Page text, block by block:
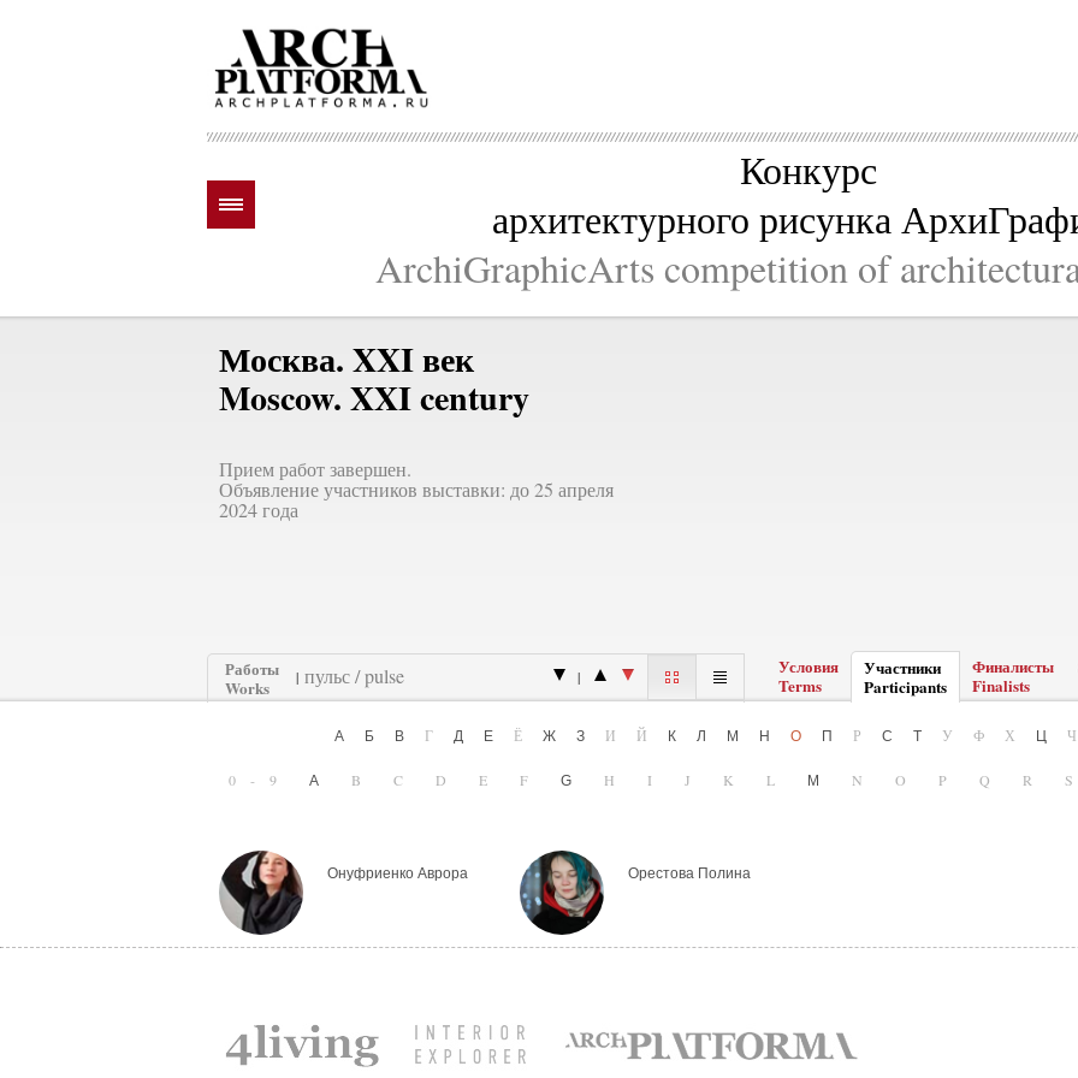
Конкурс
архитектурного рисунка
ArchiGraphicArts competition of
Москва. XXI век
Moscow. XXI century
Прием работ завершен.
Объявление участников выставки: до 25 апреля
2024 года
Работы
Works
| |
Условия
Terms
Участники
Participants
Финалисты
Finalists
А Б В Г Д Е Ё Ж З И Й К Л М Н О П Р С Т У Ф Х Ц
0-9 A B C D E F G H I J K L M N O P Q R S
Онуфриенко Аврора Орестова Полина